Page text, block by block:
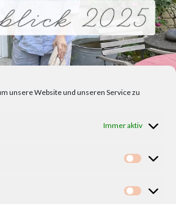
unsere Website und unseren Service zu
Immer aktiv